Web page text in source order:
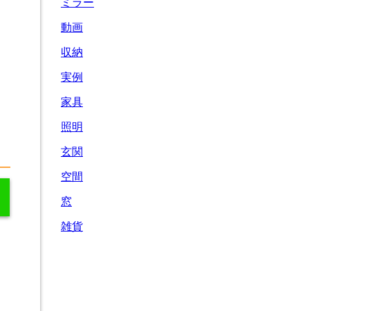
動画
収納
実例
家具
照明
玄関
空間
窓
雑貨